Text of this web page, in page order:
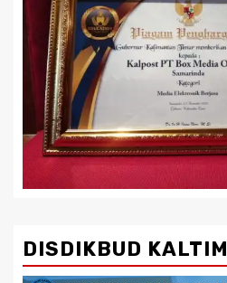
DISDIKBUD KALTIM